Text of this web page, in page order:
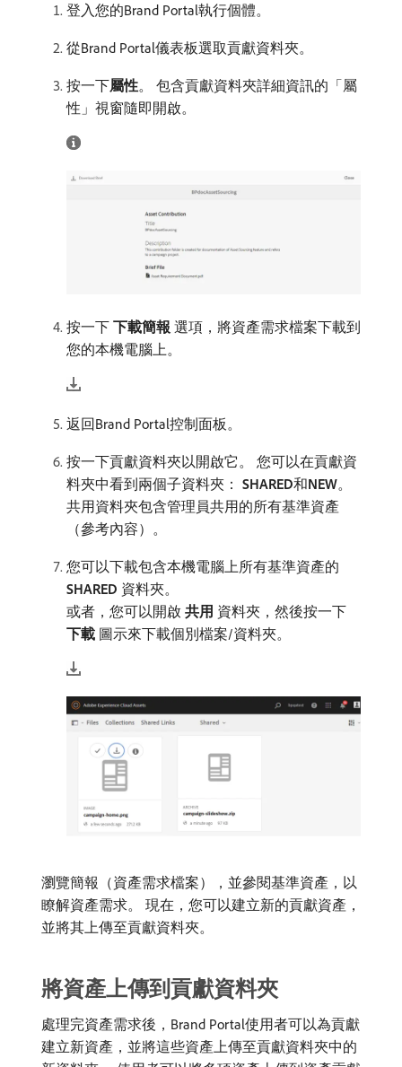
登入您的Brand Portal執行個體。
從Brand Portal儀表板選取貢獻資料夾。
按一下​屬性。 包含貢獻資料夾詳細資訊的「屬
性」視窗隨即開啟。
按一下​ 下載簡報 ​選項，將資產需求檔案下載到
您的本機電腦上。
返回Brand Portal控制面板。
按一下貢獻資料夾以開啟它。 您可以在貢獻資
料夾中看到兩個子資料夾： SHARED​和​NEW。
共用資料夾包含管理員共用的所有基準資產
（參考內容）。
您可以下載包含本機電腦上所有基準資產的​
SHARED ​資料夾。
或者，您可以開啟​ 共用 ​資料夾，然後按一下​
下載 ​圖示來下載個別檔案/資料夾。
瀏覽簡報（資產需求檔案），並參閱基準資產，以
瞭解資產需求。 現在，您可以建立新的貢獻資產，
並將其上傳至貢獻資料夾。
將資產上傳到貢獻資料夾
處理完資產需求後，Brand Portal使用者可以為貢獻
建立新資產，並將這些資產上傳至貢獻資料夾中的